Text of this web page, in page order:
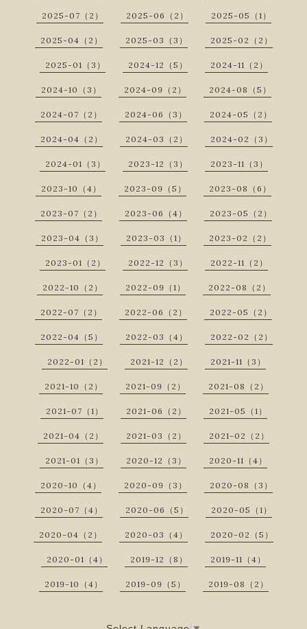
2025-07（2） 2025-06（2） 2025-05（1）
2025-04（2） 2025-03（3） 2025-02（2）
2025-01（3） 2024-12（5） 2024-11（2）
2024-10（3） 2024-09（2） 2024-08（5）
2024-07（2） 2024-06（3） 2024-05（2）
2024-04（2） 2024-03（2） 2024-02（3）
2024-01（3） 2023-12（3） 2023-11（3）
2023-10（4） 2023-09（5） 2023-08（6）
2023-07（2） 2023-06（4） 2023-05（2）
2023-04（3） 2023-03（1） 2023-02（2）
2023-01（2） 2022-12（3） 2022-11（2）
2022-10（2） 2022-09（1） 2022-08（2）
2022-07（2） 2022-06（2） 2022-05（2）
2022-04（5） 2022-03（4） 2022-02（2）
2022-01（2） 2021-12（2） 2021-11（3）
2021-10（2） 2021-09（2） 2021-08（2）
2021-07（1） 2021-06（2） 2021-05（1）
2021-04（2） 2021-03（2） 2021-02（2）
2021-01（3） 2020-12（3） 2020-11（4）
2020-10（4） 2020-09（3） 2020-08（3）
2020-07（4） 2020-06（5） 2020-05（1）
2020-04（2） 2020-03（4） 2020-02（5）
2020-01（4） 2019-12（8） 2019-11（4）
2019-10（4） 2019-09（5） 2019-08（2）